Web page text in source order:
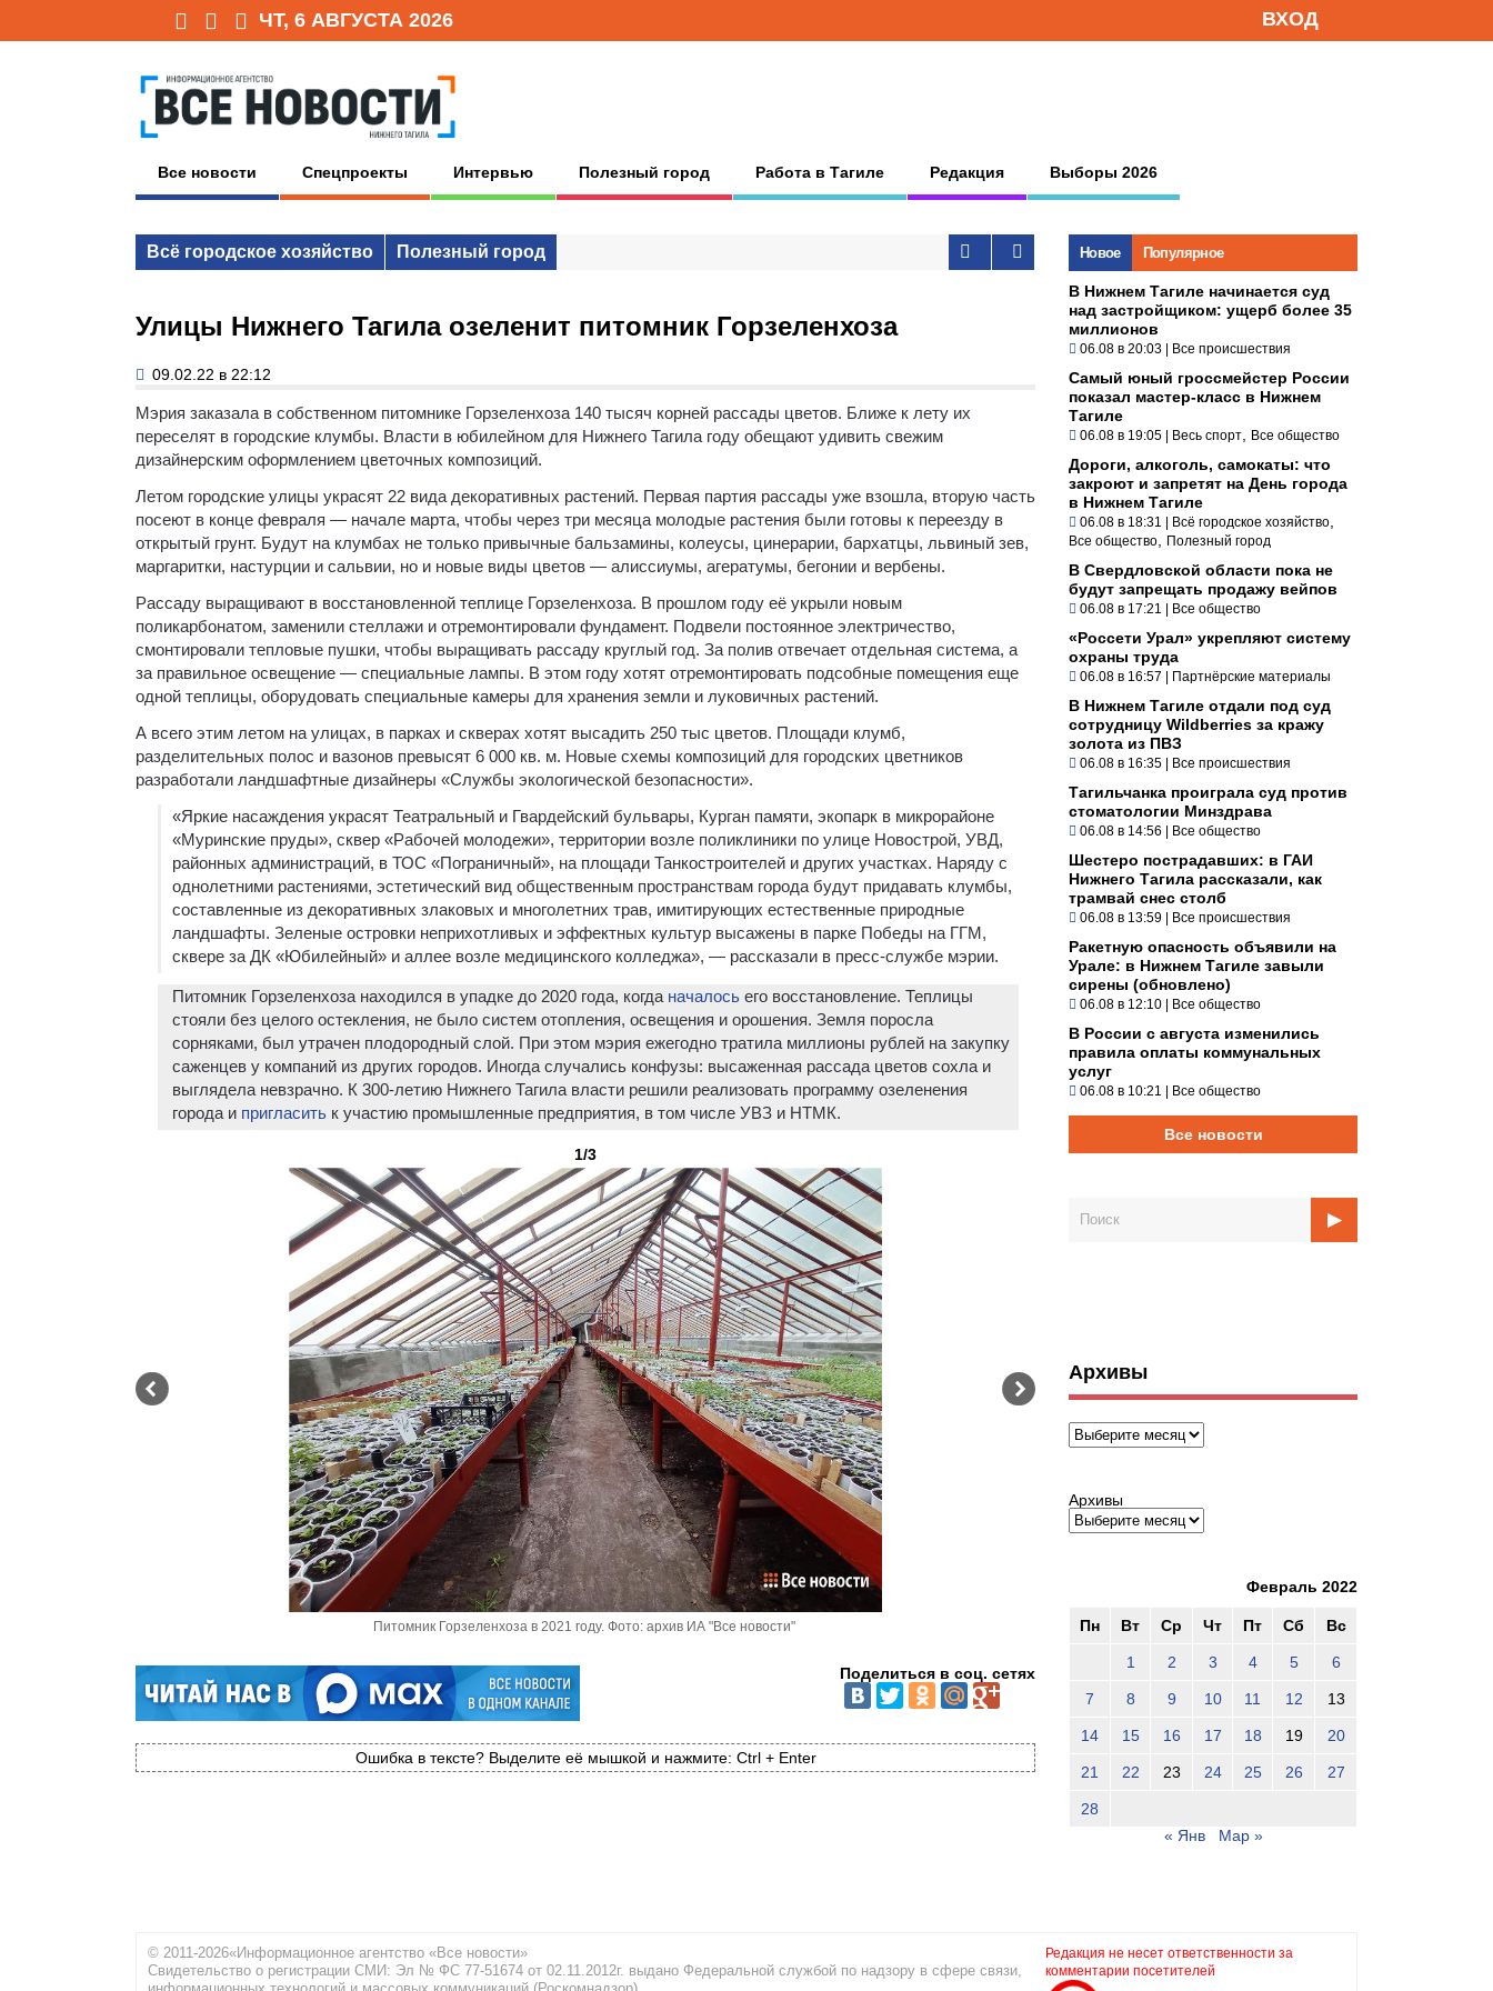
ЧТ, 6 АВГУСТА 2026 ВХОД
Все новости Спецпроекты Интервью Полезный город Работа в Тагиле Редакция Выборы 2026
Всё городское хозяйство Полезный город
Улицы Нижнего Тагила озеленит питомник Горзеленхоза
09.02.22 в 22:12
Мэрия заказала в собственном питомнике Горзеленхоза 140 тысяч корней рассады цветов. Ближе к лету их
переселят в городские клумбы. Власти в юбилейном для Нижнего Тагила году обещают удивить свежим
дизайнерским оформлением цветочных композиций.
Летом городские улицы украсят 22 вида декоративных растений. Первая партия рассады уже взошла, вторую часть
посеют в конце февраля — начале марта, чтобы через три месяца молодые растения были готовы к переезду в
открытый грунт. Будут на клумбах не только привычные бальзамины, колеусы, цинерарии, бархатцы, львиный зев,
маргаритки, настурции и сальвии, но и новые виды цветов — алиссиумы, агератумы, бегонии и вербены.
Рассаду выращивают в восстановленной теплице Горзеленхоза. В прошлом году её укрыли новым
поликарбонатом, заменили стеллажи и отремонтировали фундамент. Подвели постоянное электричество,
смонтировали тепловые пушки, чтобы выращивать рассаду круглый год. За полив отвечает отдельная система, а
за правильное освещение — специальные лампы. В этом году хотят отремонтировать подсобные помещения еще
одной теплицы, оборудовать специальные камеры для хранения земли и луковичных растений.
А всего этим летом на улицах, в парках и скверах хотят высадить 250 тыс цветов. Площади клумб,
разделительных полос и вазонов превысят 6 000 кв. м. Новые схемы композиций для городских цветников
разработали ландшафтные дизайнеры «Службы экологической безопасности».
«Яркие насаждения украсят Театральный и Гвардейский бульвары, Курган памяти, экопарк в микрорайоне
«Муринские пруды», сквер «Рабочей молодежи», территории возле поликлиники по улице Новострой, УВД,
районных администраций, в ТОС «Пограничный», на площади Танкостроителей и других участках. Наряду с
однолетними растениями, эстетический вид общественным пространствам города будут придавать клумбы,
составленные из декоративных злаковых и многолетних трав, имитирующих естественные природные
ландшафты. Зеленые островки неприхотливых и эффектных культур высажены в парке Победы на ГГМ,
сквере за ДК «Юбилейный» и аллее возле медицинского колледжа», — рассказали в пресс-службе мэрии.
Питомник Горзеленхоза находился в упадке до 2020 года, когда началось его восстановление. Теплицы
стояли без целого остекления, не было систем отопления, освещения и орошения. Земля поросла
сорняками, был утрачен плодородный слой. При этом мэрия ежегодно тратила миллионы рублей на закупку
саженцев у компаний из других городов. Иногда случались конфузы: высаженная рассада цветов сохла и
выглядела невзрачно. К 300-летию Нижнего Тагила власти решили реализовать программу озеленения
города и пригласить к участию промышленные предприятия, в том числе УВЗ и НТМК.
1/3
Питомник Горзеленхоза в 2021 году. Фото: архив ИА "Все новости"
Поделиться в соц. сетях
Ошибка в тексте? Выделите её мышкой и нажмите: Ctrl + Enter
Новое Популярное
В Нижнем Тагиле начинается суд
над застройщиком: ущерб более 35
миллионов
06.08 в 20:03 | Все происшествия
Самый юный гроссмейстер России
показал мастер-класс в Нижнем
Тагиле
06.08 в 19:05 | Весь спорт Все общество
Дороги, алкоголь, самокаты: что
закроют и запретят на День города
в Нижнем Тагиле
06.08 в 18:31 | Всё городское хозяйство
Все общество Полезный город
В Свердловской области пока не
будут запрещать продажу вейпов
06.08 в 17:21 | Все общество
«Россети Урал» укрепляют систему
охраны труда
06.08 в 16:57 | Партнёрские материалы
В Нижнем Тагиле отдали под суд
сотрудницу Wildberries за кражу
золота из ПВЗ
06.08 в 16:35 | Все происшествия
Тагильчанка проиграла суд против
стоматологии Минздрава
06.08 в 14:56 | Все общество
Шестеро пострадавших: в ГАИ
Нижнего Тагила рассказали, как
трамвай снес столб
06.08 в 13:59 | Все происшествия
Ракетную опасность объявили на
Урале: в Нижнем Тагиле завыли
сирены (обновлено)
06.08 в 12:10 | Все общество
В России с августа изменились
правила оплаты коммунальных
услуг
06.08 в 10:21 | Все общество
Все новости
Архивы
Архивы
Архивы
Февраль 2022
Пн Вт Ср Чт Пт Сб Вс
1 2 3 4 5 6
7 8 9 10 11 12 13
14 15 16 17 18 19 20
21 22 23 24 25 26 27
28
« Янв
Мар »
© 2011-2026«Информационное агентство «Все новости»
Свидетельство о регистрации СМИ: Эл № ФС 77-51674 от 02.11.2012г. выдано Федеральной службой по надзору в сфере связи,
Редакция не несет ответственности за
комментарии посетителей